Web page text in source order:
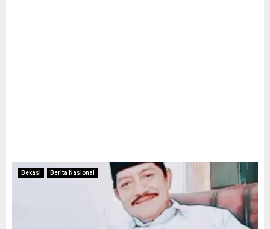
Bekasi Berita Nasional